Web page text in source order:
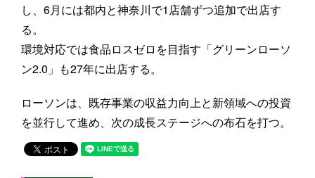
し、6月には都内と神奈川で1店舗ずつ追加で出店す
る。
環境対応では食品ロスゼロを目指す「グリーンローソ
ン2.0」も27年に出店する。
ローソンは、既存事業の収益力向上と新領域への投資
を並行して進め、次の成長ステージへの布石を打つ。